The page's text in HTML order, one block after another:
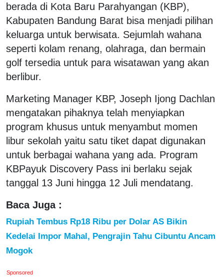
berada di Kota Baru Parahyangan (KBP),
Kabupaten Bandung Barat bisa menjadi pilihan
keluarga untuk berwisata. Sejumlah wahana
seperti kolam renang, olahraga, dan bermain
golf tersedia untuk para wisatawan yang akan
berlibur.
Marketing Manager KBP, Joseph Ijong Dachlan
mengatakan pihaknya telah menyiapkan
program khusus untuk menyambut momen
libur sekolah yaitu satu tiket dapat digunakan
untuk berbagai wahana yang ada. Program
KBPayuk Discovery Pass ini berlaku sejak
tanggal 13 Juni hingga 12 Juli mendatang.
Baca Juga :
Rupiah Tembus Rp18 Ribu per Dolar AS Bikin
Kedelai Impor Mahal, Pengrajin Tahu Cibuntu Ancam
Mogok
Sponsored